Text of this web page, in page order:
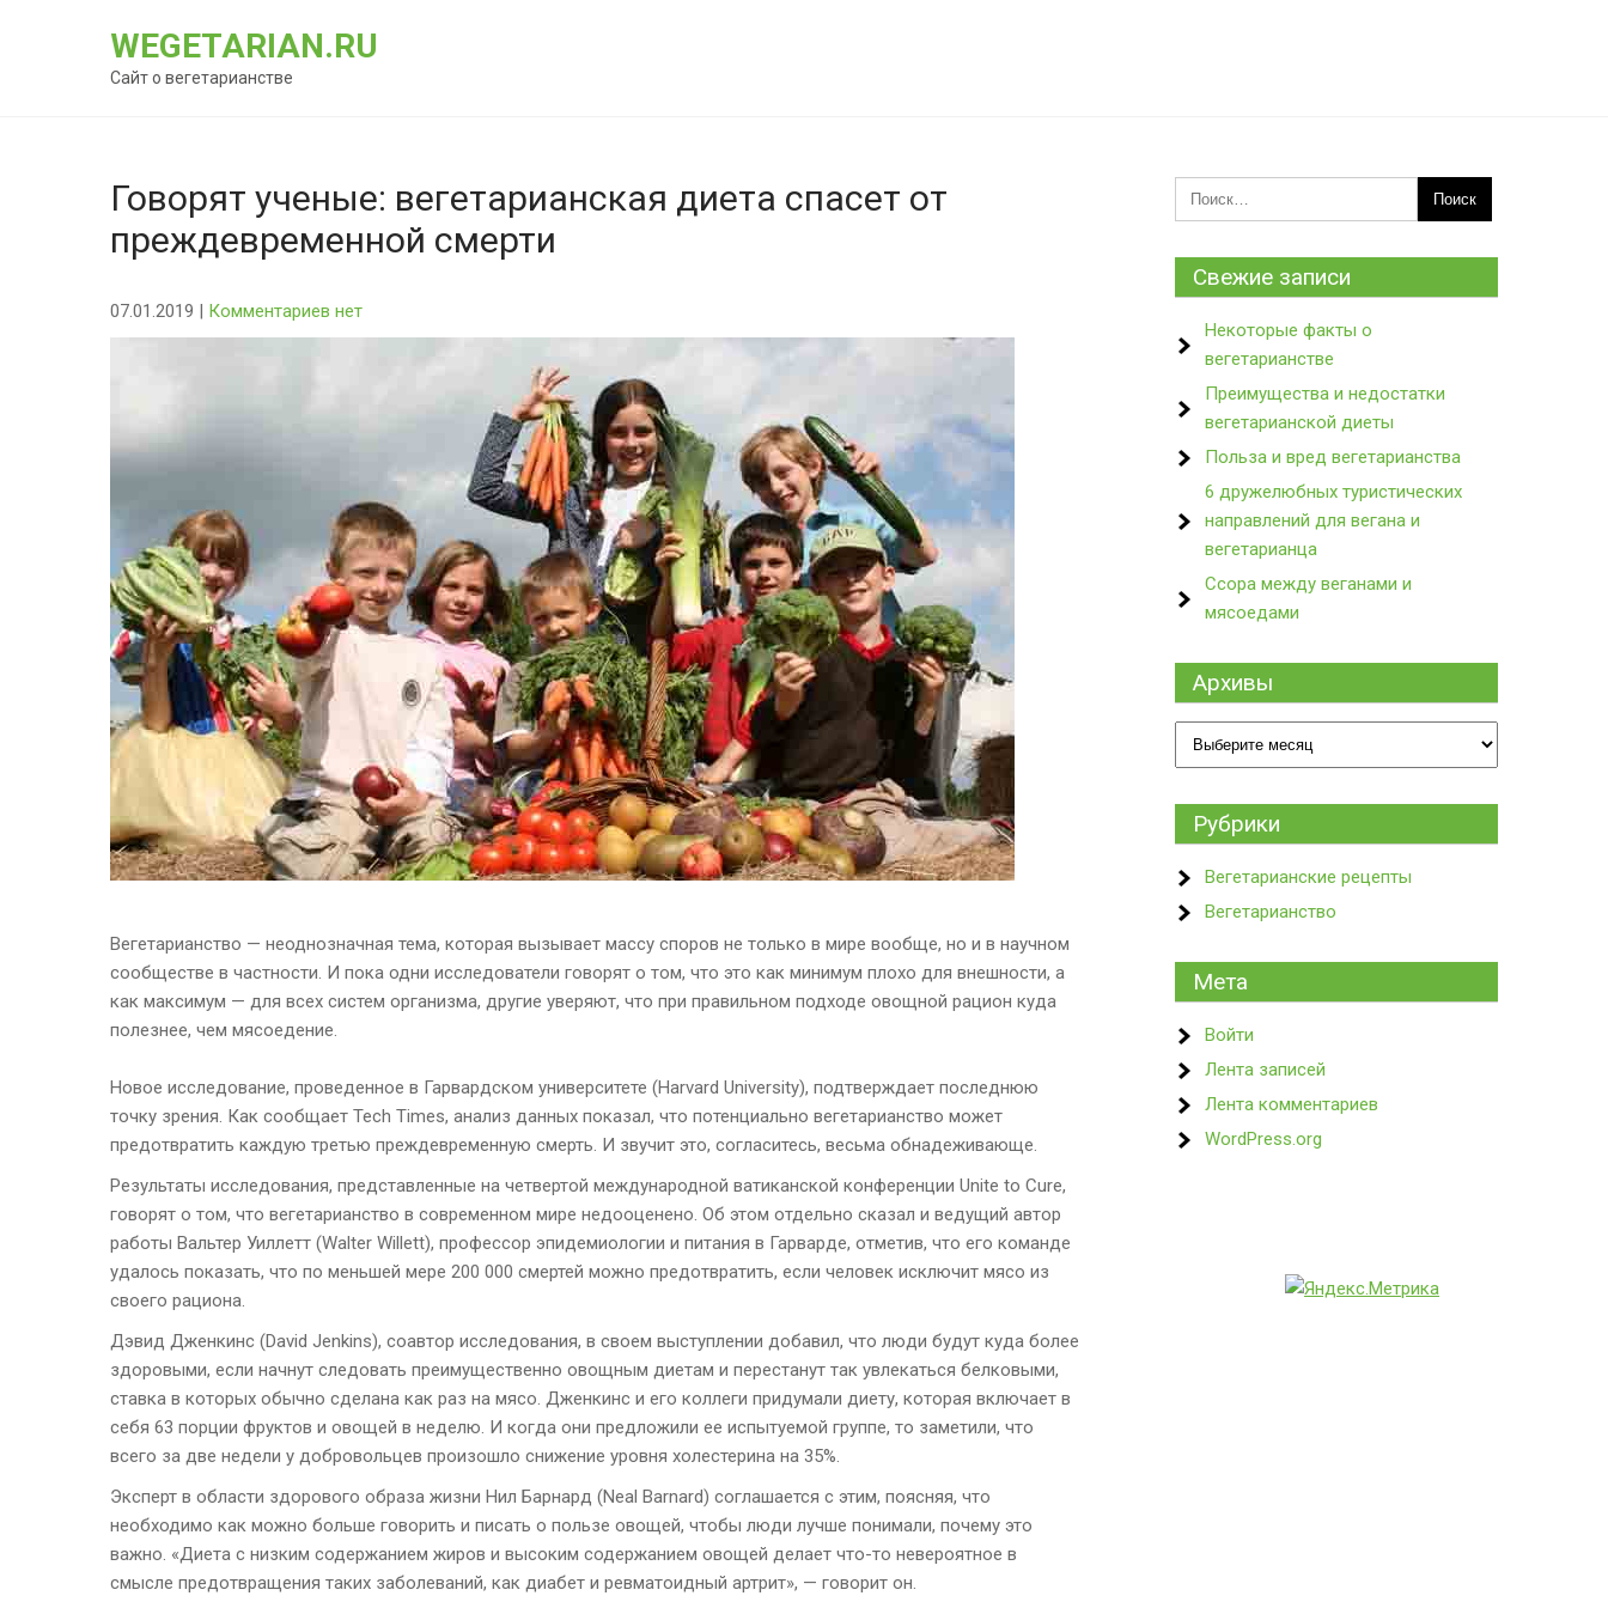
содержимому
WEGETARIAN.RU
Сайт о вегетарианстве
Говорят ученые: вегетарианская диета спасет от
преждевременной смерти
07.01.2019 | Комментариев нет
Вегетарианство — неоднозначная тема, которая вызывает массу споров не только в мире вообще, но и в научном
сообществе в частности. И пока одни исследователи говорят о том, что это как минимум плохо для внешности, а
как максимум — для всех систем организма, другие уверяют, что при правильном подходе овощной рацион куда
полезнее, чем мясоедение.
Новое исследование, проведенное в Гарвардском университете (Harvard University), подтверждает последнюю
точку зрения. Как сообщает Tech Times, анализ данных показал, что потенциально вегетарианство может
предотвратить каждую третью преждевременную смерть. И звучит это, согласитесь, весьма обнадеживающе.
Результаты исследования, представленные на четвертой международной ватиканской конференции Unite to Cure,
говорят о том, что вегетарианство в современном мире недооценено. Об этом отдельно сказал и ведущий автор
работы Вальтер Уиллетт (Walter Willett), профессор эпидемиологии и питания в Гарварде, отметив, что его команде
удалось показать, что по меньшей мере 200 000 смертей можно предотвратить, если человек исключит мясо из
своего рациона.
Дэвид Дженкинс (David Jenkins), соавтор исследования, в своем выступлении добавил, что люди будут куда более
здоровыми, если начнут следовать преимущественно овощным диетам и перестанут так увлекаться белковыми,
ставка в которых обычно сделана как раз на мясо. Дженкинс и его коллеги придумали диету, которая включает в
себя 63 порции фруктов и овощей в неделю. И когда они предложили ее испытуемой группе, то заметили, что
всего за две недели у добровольцев произошло снижение уровня холестерина на 35%.
Эксперт в области здорового образа жизни Нил Барнард (Neal Barnard) соглашается с этим, поясняя, что
необходимо как можно больше говорить и писать о пользе овощей, чтобы люди лучше понимали, почему это
важно. «Диета с низким содержанием жиров и высоким содержанием овощей делает что-то невероятное в
смысле предотвращения таких заболеваний, как диабет и ревматоидный артрит», — говорит он.
Свежие записи
Некоторые факты о
вегетарианстве
Преимущества и недостатки
вегетарианской диеты
Польза и вред вегетарианства
6 дружелюбных туристических
направлений для вегана и
вегетарианца
Ссора между веганами и
мясоедами
Архивы
Архивы
Рубрики
Вегетарианские рецепты
Вегетарианство
Мета
Войти
Лента записей
Лента комментариев
WordPress.org